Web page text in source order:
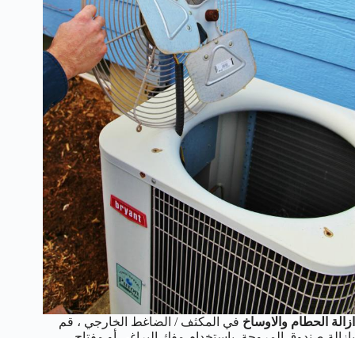
ازالة الحطام والاوساخ في المكثف / الضاغط الخارجي ، قم